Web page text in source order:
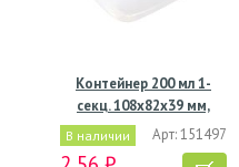
Контейнер 200 мл 1-
секц. 108х82х39 мм,
серия…
В наличии Арт: 151497